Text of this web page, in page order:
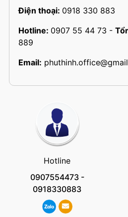
Điện thoại: 0918 330 883
Hotline: 0907 55 44 73 -
889
Email:
Hotline
0907554473-
0918330883